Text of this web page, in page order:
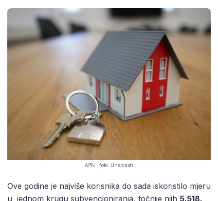
APN | foto: Unsplash
Ove godine je najviše korisnika do sada iskoristilo mjeru
u jednom krugu subvencioniranja, točnije njih 5.518.